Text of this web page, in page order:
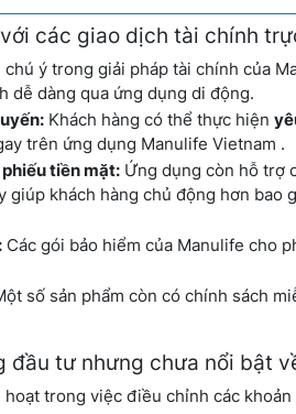
các giao dịch tài chính
ý trong giải pháp tài chính của
dễ dàng qua ứng dụng di động.
Khách hàng có thể thực hiện
trên ứng dụng Manulife Vietnam .
tiền mặt: Ứng dụng còn hỗ trợ
giúp khách hàng chủ động hơn
Các gói bảo hiểm của Manulife cho
số sản phẩm còn có chính sách
đầu tư nhưng chưa nổi bật
trong việc điều chỉnh các